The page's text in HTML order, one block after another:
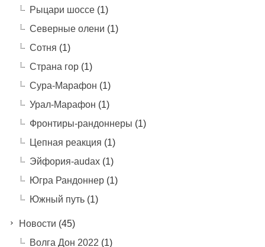
Рыцари шоссе(1)
Северные олени (1)
Сотня (1)
Страна гор(1)
Сура-Марафон (1)
Урал-Марафон (1)
Фронтиры-рандоннеры (1)
Цепная реакция (1)
Эйфория-audax(1)
Югра Рандоннер(1)
Южный путь(1)
Новости (45)
Волга Дон 2022 (1)